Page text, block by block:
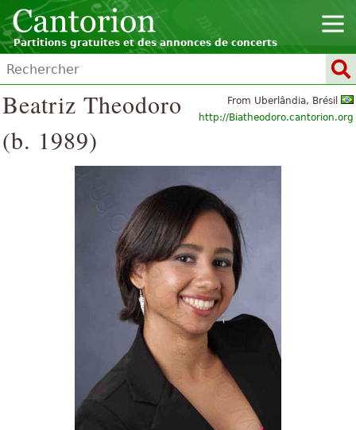
Partitions gratuites et des annonces de concerts
From Uberlândia, Brésil
http://Biatheodoro.cantorion.org
Beatriz Theodoro
(b. 1989)